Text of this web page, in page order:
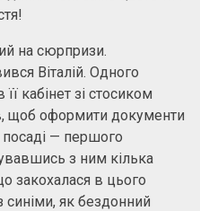
на сюрпризи.
Віталій. Одного
кабінет зі стосиком
щоб оформити документи
посаді — першого
з ним кілька
закохалася в цього
синіми, як бездонний